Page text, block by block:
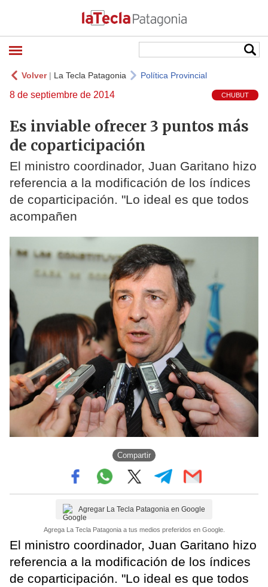
Volver| La Tecla Patagonia Política Provincial
8 de septiembre de 2014 CHUBUT
Es inviable ofrecer 3 puntos más
de coparticipación
El ministro coordinador, Juan Garitano hizo
referencia a la modificación de los índices
de coparticipación. "Lo ideal es que todos
acompañen
Compartir
Agregar La Tecla Patagonia en Google
Agrega La Tecla Patagonia a tus medios preferidos en Google.
El ministro coordinador, Juan Garitano hizo
referencia a la modificación de los índices
de coparticipación. "Lo ideal es que todos